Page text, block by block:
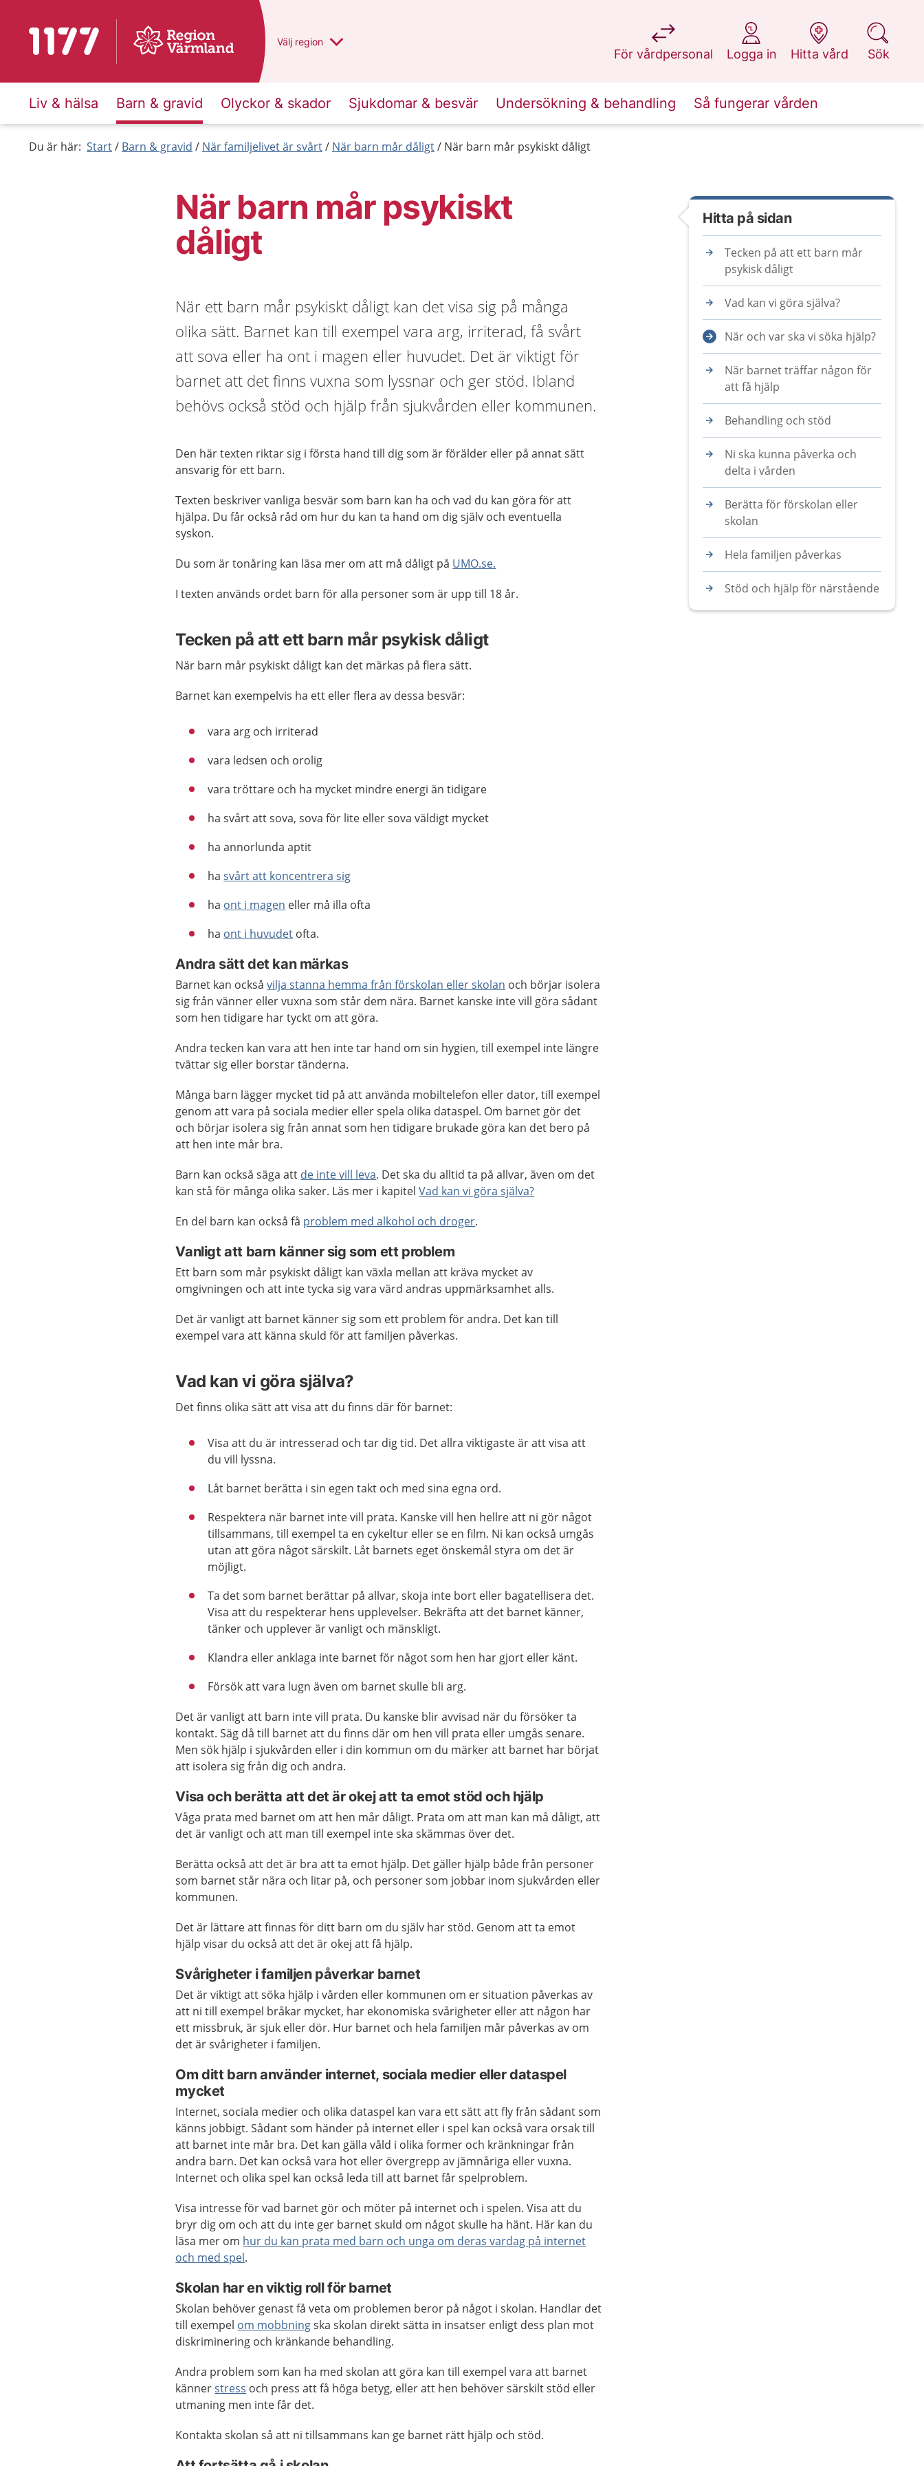
Till startsidan för 1177 Du har valt region
Välj en annan
region
För vårdpersonal
på 1177.se
Logga in
på 1177.se
Hitta vård
på 1177.se
Sök
på 1177.se
Liv & hälsa Barn & gravid Olyckor & skador Sjukdomar & besvär Undersökning & behandling Så fungerar vården
Du är här: Start Barn & gravid När familjelivet är svårt När barn mår dåligt När barn mår psykiskt dåligt
När barn mår psykiskt
dåligt
När ett barn mår psykiskt dåligt kan det visa sig på många
olika sätt. Barnet kan till exempel vara arg, irriterad, få svårt
att sova eller ha ont i magen eller huvudet. Det är viktigt för
barnet att det finns vuxna som lyssnar och ger stöd. Ibland
behövs också stöd och hjälp från sjukvården eller kommunen.
Den här texten riktar sig i första hand till dig som är förälder eller på annat sätt
ansvarig för ett barn.
Texten beskriver vanliga besvär som barn kan ha och vad du kan göra för att
hjälpa. Du får också råd om hur du kan ta hand om dig själv och eventuella
syskon.
Du som är tonåring kan läsa mer om att må dåligt på UMO.se.
I texten används ordet barn för alla personer som är upp till 18 år.
Tecken på att ett barn mår psykisk dåligt
När barn mår psykiskt dåligt kan det märkas på flera sätt.
Barnet kan exempelvis ha ett eller flera av dessa besvär:
vara arg och irriterad
vara ledsen och orolig
vara tröttare och ha mycket mindre energi än tidigare
ha svårt att sova, sova för lite eller sova väldigt mycket
ha annorlunda aptit
hasvårt att koncentrera sig
ha ont i magen eller må illa ofta
ha ont i huvudet ofta.
Andra sätt det kan märkas
Barnet kan ocksåvilja stanna hemma från förskolan eller skolan och börjar isolera
sig från vänner eller vuxna som står dem nära. Barnet kanske inte vill göra sådant
som hen tidigare har tyckt om att göra.
Andra tecken kan vara att hen inte tar hand om sin hygien, till exempel inte längre
tvättar sig eller borstar tänderna.
Många barn lägger mycket tid på att använda mobiltelefon eller dator, till exempel
genom att vara på sociala medier eller spela olika dataspel. Om barnet gör det
och börjar isolera sig från annat som hen tidigare brukade göra kan det bero på
att hen inte mår bra.
Barn kan också säga att de inte vill leva. Det ska du alltid ta på allvar, även om det
kan stå för många olika saker. Läs mer i kapitelVad kan vi göra själva?
En del barn kan också få problem med alkohol och droger.
Vanligt att barn känner sig som ett problem
Ett barn som mår psykiskt dåligt kan växla mellan att kräva mycket av
omgivningen och att inte tycka sig vara värd andras uppmärksamhet alls.
Det är vanligt att barnet känner sig som ett problem för andra. Det kan till
exempel vara att känna skuld för att familjen påverkas.
Vad kan vi göra själva?
Det finns olika sätt att visa att du finns där för barnet:
Visa att du är intresserad och tar dig tid. Det allra viktigaste är att visa att
du vill lyssna.
Låt barnet berätta i sin egen takt och med sina egna ord.
Respektera när barnet inte vill prata. Kanske vill hen hellre att ni gör något
tillsammans, till exempel ta en cykeltur eller se en film. Ni kan också umgås
utan att göra något särskilt. Låt barnets eget önskemål styra om det är
möjligt.
Ta det som barnet berättar på allvar, skoja inte bort eller bagatellisera det.
Visa att du respekterar hens upplevelser. Bekräfta att det barnet känner,
tänker och upplever är vanligt och mänskligt.
Klandra eller anklaga inte barnet för något som hen har gjort eller känt.
Försök att vara lugn även om barnet skulle bli arg.
Det är vanligt att barn inte vill prata. Du kanske blir avvisad när du försöker ta
kontakt. Säg då till barnet att du finns där om hen vill prata eller umgås senare.
Men sök hjälp i sjukvården eller i din kommun om du märker att barnet har börjat
att isolera sig från dig och andra.
Visa och berätta att det är okej att ta emot stöd och hjälp
Våga prata med barnet om att hen mår dåligt. Prata om att man kan må dåligt, att
det är vanligt och att man till exempel inte ska skämmas över det.
Berätta också att det är bra att ta emot hjälp. Det gäller hjälp både från personer
som barnet står nära och litar på, och personer som jobbar inom sjukvården eller
kommunen.
Det är lättare att finnas för ditt barn om du själv har stöd. Genom att ta emot
hjälp visar du också att det är okej att få hjälp.
Svårigheter i familjen påverkar barnet
Det är viktigt att söka hjälp i vården eller kommunen om er situation påverkas av
att ni till exempel bråkar mycket, har ekonomiska svårigheter eller att någon har
ett missbruk, är sjuk eller dör. Hur barnet och hela familjen mår påverkas av om
det är svårigheter i familjen.
Om ditt barn använder internet, sociala medier eller dataspel
mycket
Internet, sociala medier och olika dataspel kan vara ett sätt att fly från sådant som
känns jobbigt. Sådant som händer på internet eller i spel kan också vara orsak till
att barnet inte mår bra. Det kan gälla våld i olika former och kränkningar från
andra barn. Det kan också vara hot eller övergrepp av jämnåriga eller vuxna.
Internet och olika spel kan också leda till att barnet får spelproblem.
Visa intresse för vad barnet gör och möter på internet och i spelen. Visa att du
bryr dig om och att du inte ger barnet skuld om något skulle ha hänt. Här kan du
läsa mer om hur du kan prata med barn och unga om deras vardag på internet
och med spel.
Skolan har en viktig roll för barnet
Skolan behöver genast få veta om problemen beror på något i skolan. Handlar det
till exempel om mobbningska skolan direkt sätta in insatser enligt dess plan mot
diskriminering och kränkande behandling.
Andra problem som kan ha med skolan att göra kan till exempel vara att barnet
kännerstress och press att få höga betyg, eller att hen behöver särskilt stöd eller
utmaning men inte får det.
Kontakta skolan så att ni tillsammans kan ge barnet rätt hjälp och stöd.
Hitta på sidan
Tecken på att ett barn mår
psykisk dåligt
Vad kan vi göra själva?
När och var ska vi söka hjälp?
När barnet träffar någon för
att få hjälp
Behandling och stöd
Ni ska kunna påverka och
delta i vården
Berätta för förskolan eller
skolan
Hela familjen påverkas
Stöd och hjälp för närstående